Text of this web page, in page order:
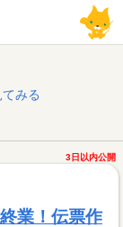
みる
3日以内公開
業！伝票作